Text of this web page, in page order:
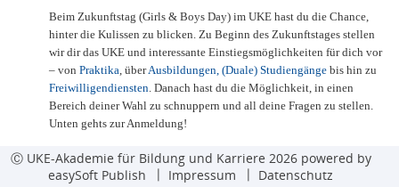
Beim Zukunftstag (Girls & Boys Day) im UKE hast du die Chance,
hinter die Kulissen zu blicken. Zu Beginn des Zukunftstages stellen
wir dir das UKE und interessante Einstiegsmöglichkeiten für dich vor
– von Praktika, überAusbildungen, (Duale) Studiengänge bis hin zu
Freiwilligendiensten. Danach hast du die Möglichkeit, in einen
Bereich deiner Wahl zu schnuppern und all deine Fragen zu stellen.
Unten gehts zur Anmeldung!
Wähle einen Hospitationsplatz und melde dich an!
Mehr Informationen findest du hier!
Ⓒ UKE-Akademie für Bildung und Karriere 2026 powered by
easySoft Publish
Impressum Datenschutz